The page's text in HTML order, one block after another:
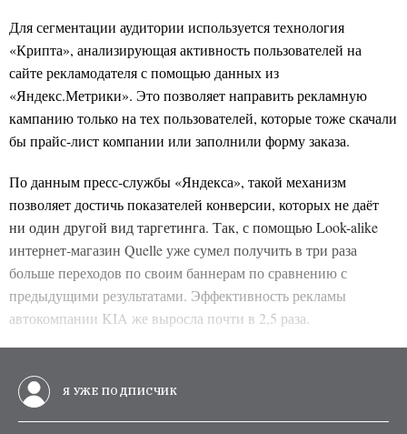
Для сегментации аудитории используется технология
«Крипта», анализирующая активность пользователей на
сайте рекламодателя с помощью данных из
«Яндекс.Метрики». Это позволяет направить рекламную
кампанию только на тех пользователей, которые тоже скачали
бы прайс-лист компании или заполнили форму заказа.
По данным пресс-службы «Яндекса», такой механизм
позволяет достичь показателей конверсии, которых не даёт
ни один другой вид таргетинга. Так, с помощью Look-alike
интернет-магазин Quelle уже сумел получить в три раза
больше переходов по своим баннерам по сравнению с
предыдущими результатами. Эффективность рекламы
автокомпании KIA же выросла почти в 2,5 раза.
Я УЖЕ ПОДПИСЧИК